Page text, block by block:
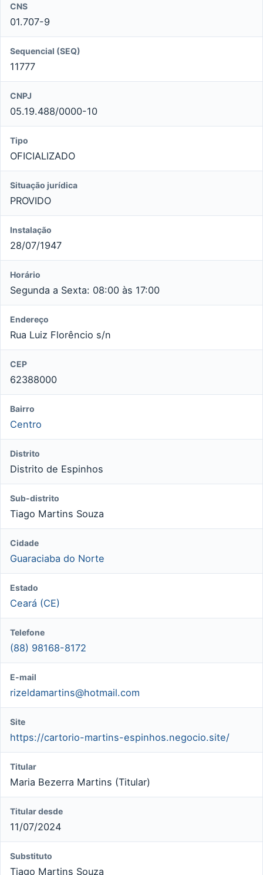
CNS
01.707-9
Sequencial (SEQ)
11777
CNPJ
05.19.488/0000-10
Tipo
OFICIALIZADO
Situação jurídica
PROVIDO
Instalação
28/07/1947
Horário
Segunda a Sexta: 08:00 às 17:00
Endereço
Rua Luiz Florêncio s/n
CEP
62388000
Bairro
Centro
Distrito
Distrito de Espinhos
Sub-distrito
Tiago Martins Souza
Cidade
Guaraciaba do Norte
Estado
Ceará (CE)
Telefone
(88) 98168-8172
E-mail
rizeldamartins@hotmail.com
Site
https://cartorio-martins-espinhos.negocio.site/
Titular
Maria Bezerra Martins (Titular)
Titular desde
11/07/2024
Substituto
Tiago Martins Souza